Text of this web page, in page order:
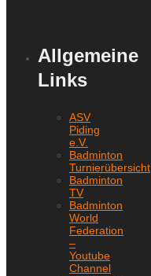
Allgemeine
Links
ASV
Piding
e.V.
Badminton
Turnierübersicht
Badminton
TV
Badminton
World
Federation
–
Youtube
Channel